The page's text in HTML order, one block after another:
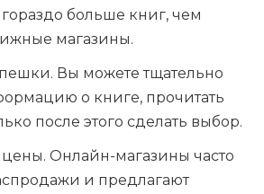
больше книг, чем
магазины.
Вы можете тщательно
о книге, прочитать
после этого сделать выбор.
Онлайн-магазины часто
и предлагают